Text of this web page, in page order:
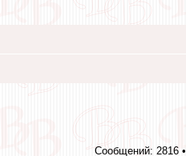
Сообщений: 2816 •